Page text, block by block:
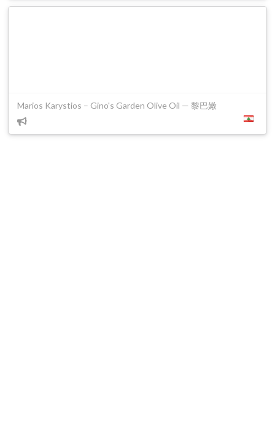
Marios Karystios – Gino's Garden Olive Oil — 黎巴嫩